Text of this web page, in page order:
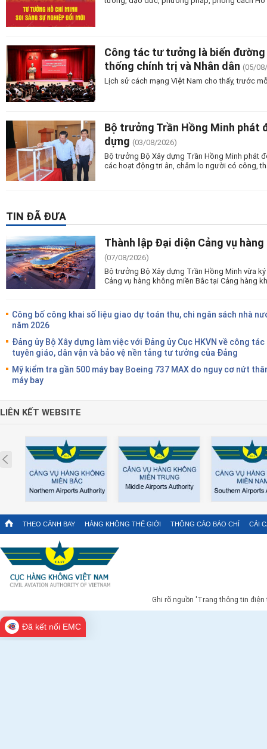
Công tác tư tưởng là biến
thống chính trị và Nhân dân (05/
Lịch sử cách mạng Việt Nam cho thấy, trước
Bộ trưởng Trần Hồng Minh phát
dựng (03/08/2026)
Bộ trưởng Bộ Xây dựng Trần Hồng Minh phát
các hoạt động tri ân, chăm lo người có công,
TIN ĐÃ ĐƯA
Thành lập Đại diện Cảng vụ
(07/08/2026)
Bộ trưởng Bộ Xây dựng Trần Hồng Minh vừa
Cảng vụ hàng không miền Bắc tại Cảng hàng
Công bố công khai số liệu giao dự toán thu, chi ngân sách nhà
năm 2026
Đảng ủy Bộ Xây dựng làm việc với Đảng ủy Cục HKVN về công tác
tuyên giáo, dân vận và bảo vệ nền tảng tư tưởng của Đảng
Mỹ kiểm tra gần 500 máy bay Boeing 737 MAX do nguy cơ nứt
máy bay
LIÊN KẾT WEBSITE
Prev
THEO CÁNH BAY HÀNG KHÔNG THẾ GIỚI THÔNG CÁO BÁO CHÍ CẢI
Ghi rõ nguồn 'Trang thông tin
Đã kết nối EMC